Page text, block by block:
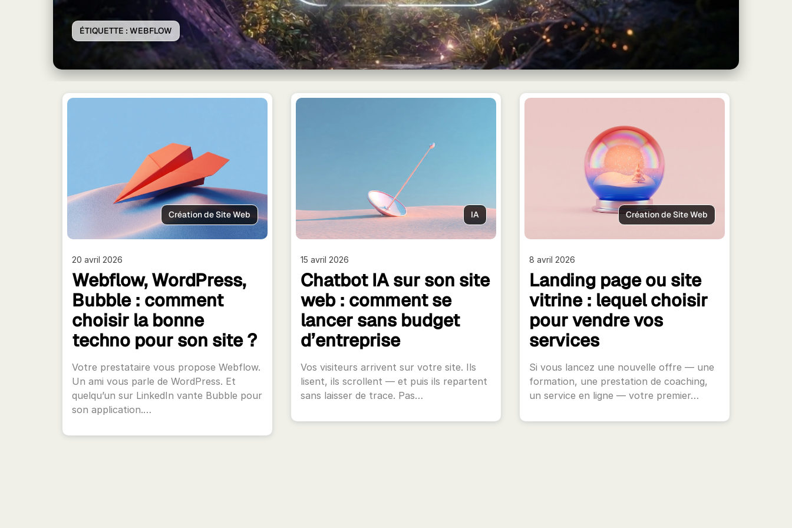
ÉTIQUETTE : WEBFLOW
Création de Site Web
20 avril 2026
Webflow, WordPress,
Bubble : comment
choisir la bonne
techno pour son site ?
Votre prestataire vous propose Webflow.
Un ami vous parle de WordPress. Et
quelqu’un sur LinkedIn vante Bubble pour
son application.…
IA
15 avril 2026
Chatbot IA sur son site
web : comment se
lancer sans budget
d’entreprise
Vos visiteurs arrivent sur votre site. Ils
lisent, ils scrollent — et puis ils repartent
sans laisser de trace. Pas…
Création de Site Web
8 avril 2026
Landing page ou site
vitrine : lequel choisir
pour vendre vos
services
Si vous lancez une nouvelle offre — une
formation, une prestation de coaching,
un service en ligne — votre premier…